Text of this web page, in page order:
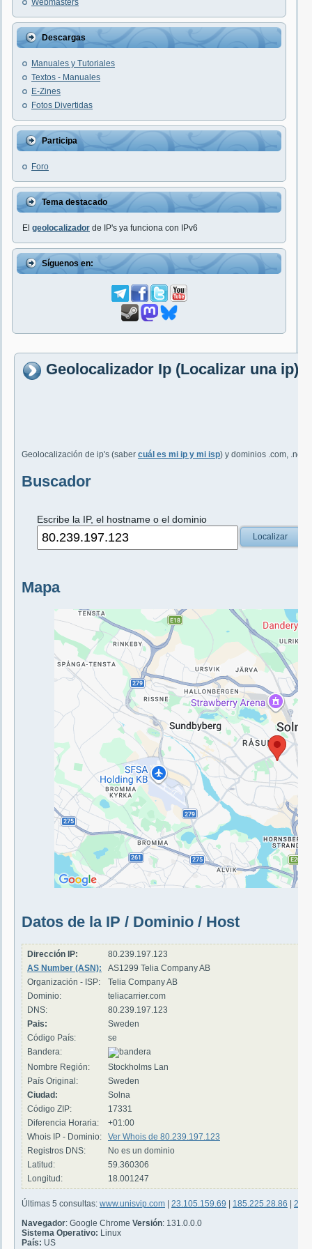
Webmasters
Descargas
Manuales y Tutoriales
Textos - Manuales
E-Zines
Fotos Divertidas
Participa
Foro
Tema destacado
El geolocalizador de IP's ya funciona con IPv6
Síguenos en:
Geolocalizador Ip (Localizar una ip) -
Geolocalización de ip's (saber cuál es mi ip y mi isp) y dominios .com, .net,
Buscador
Escribe la IP, el hostname o el dominio
Localizar
Mapa
Datos de la IP / Dominio / Host
Dirección IP:
80.239.197.123
AS Number (ASN):
AS1299 Telia Company AB
Organización - ISP:
Telia Company AB
Dominio:
teliacarrier.com
DNS:
80.239.197.123
Pais:
Sweden
Código País:
se
Bandera:
Nombre Región:
Stockholms Lan
País Original:
Sweden
Ciudad:
Solna
Código ZIP:
17331
Diferencia Horaria:
+01:00
Whois IP - Dominio:
Ver Whois de 80.239.197.123
Registros DNS:
No es un dominio
Latitud:
59.360306
Longitud:
18.001247
Últimas 5 consultas: www.unisvip.com | 23.105.159.69 | 185.225.28.86 |
Navegador: Google Chrome Versión: 131.0.0.0
Sistema Operativo: Linux
País: US